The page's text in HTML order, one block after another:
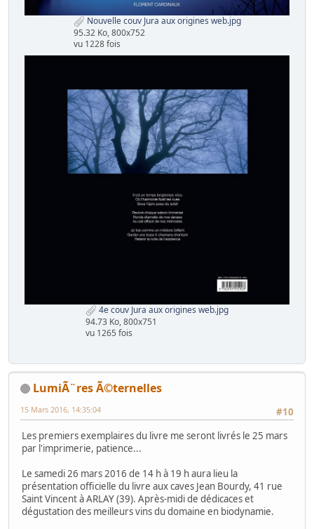
Nouvelle couv Jura aux origines web.jpg
95.32 Ko, 800x752
vu 1228 fois
4e couv Jura aux origines web.jpg
94.73 Ko, 800x751
vu 1265 fois
LumiÃ¨res Ã©ternelles
#10
15 Mars 2016, 14:35:04
Les premiers exemplaires du livre me seront livrés le 25 mars
par l'imprimerie, patience...
Le samedi 26 mars 2016 de 14 h à 19 h aura lieu la
présentation officielle du livre aux caves Jean Bourdy, 41 rue
Saint Vincent à ARLAY (39). Après-midi de dédicaces et
dégustation des meilleurs vins du domaine en biodynamie.